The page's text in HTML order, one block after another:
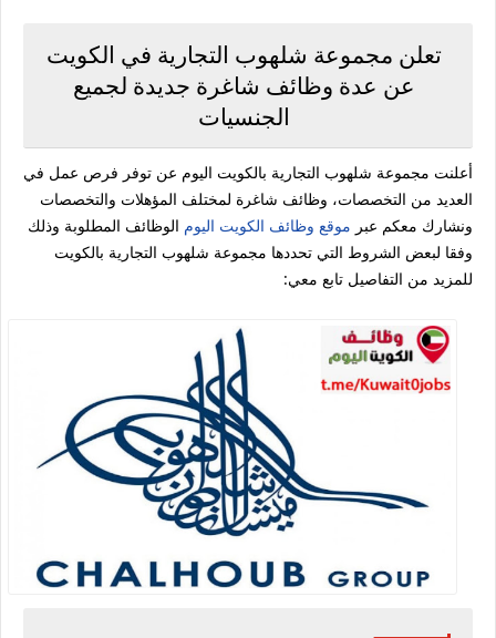
تعلن مجموعة شلهوب التجارية في الكويت
عن عدة وظائف شاغرة جديدة لجميع
الجنسيات
أعلنت مجموعة شلهوب التجارية بالكويت اليوم عن توفر فرص عمل في
العديد من التخصصات، وظائف شاغرة لمختلف المؤهلات والتخصصات
ونشارك معكم عبر موقع وظائف الكويت اليوم الوظائف المطلوبة وذلك
وفقا لبعض الشروط التي تحددها مجموعة شلهوب التجارية بالكويت
للمزيد من التفاصيل تابع معي: